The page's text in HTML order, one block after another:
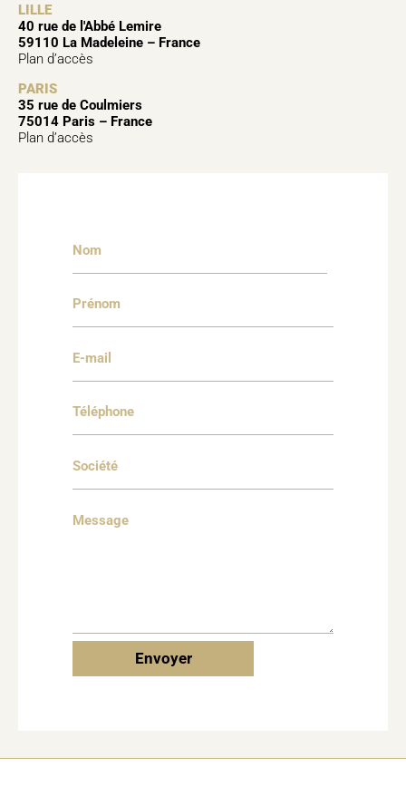
LILLE
40 rue de l'Abbé Lemire
59110 La Madeleine – France
Plan d’accès
PARIS
35 rue de Coulmiers
75014 Paris – France
Plan d’accès
Envoyer